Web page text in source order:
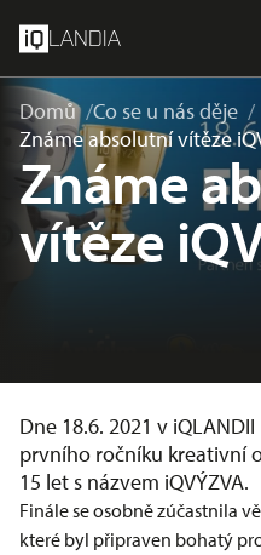
LANDIA
Domů
Co se u nás děje
Známe absolutní vítěze
Známe
vítěze
Dne 18.6. 2021 v
prvního ročníku kreativní
15 let s názvem iQVÝZVA.
Finále se osobně zúčastnila
které byl připraven bohatý